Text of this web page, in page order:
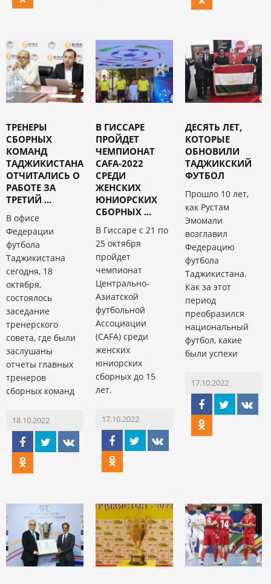
ТРЕНЕРЫ
СБОРНЫХ
КОМАНД
ТАДЖИКИСТАНА
ОТЧИТАЛИСЬ О
РАБОТЕ ЗА
ТРЕТИЙ ...
В офисе
Федерации
футбола
Таджикистана
сегодня, 18
октября,
состоялось
заседание
тренерского
совета, где были
заслушаны
отчеты главных
тренеров
сборных команд
18.10.2022
В ГИССАРЕ
ПРОЙДЕТ
ЧЕМПИОНАТ
CAFA-2022
СРЕДИ
ЖЕНСКИХ
ЮНИОРСКИХ
СБОРНЫХ ...
В Гиссаре с 21 по
25 октября
пройдет
чемпионат
Центрально-
Азиатской
футбольной
Ассоциации
(CAFA) среди
женских
юниорских
сборных до 15
лет.
17.10.2022
ДЕСЯТЬ ЛЕТ,
КОТОРЫЕ
ОБНОВИЛИ
ТАДЖИКСКИЙ
ФУТБОЛ
Прошло 10 лет,
как Рустам
Эмомали
возглавил
Федерацию
футбола
Таджикистана.
Как за этот
период
преобразился
национальный
футбол, какие
были успехи
17.10.2022